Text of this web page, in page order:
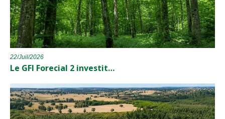
22/Juil/2026
Le GFI Forecial 2 investit…